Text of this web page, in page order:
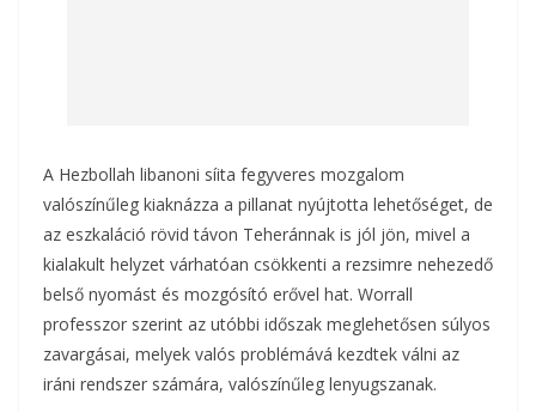
A Hezbollah libanoni síita fegyveres mozgalom
valószínűleg kiaknázza a pillanat nyújtotta lehetőséget, de
az eszkaláció rövid távon Teheránnak is jól jön, mivel a
kialakult helyzet várhatóan csökkenti a rezsimre nehezedő
belső nyomást és mozgósító erővel hat. Worrall
professzor szerint az utóbbi időszak meglehetősen súlyos
zavargásai, melyek valós problémává kezdtek válni az
iráni rendszer számára, valószínűleg lenyugszanak.